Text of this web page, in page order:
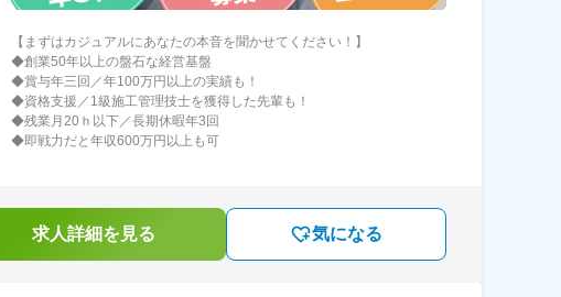
【まずはカジュアルにあなたの本音を聞かせてください！】
◆創業50年以上の盤石な経営基盤
◆賞与年三回／年100万円以上の実績も！
◆資格支援／1級施工管理技士を獲得した先輩も！
◆残業月20ｈ以下／長期休暇年3回
◆即戦力だと年収600万円以上も可
求人詳細を見る 気になる